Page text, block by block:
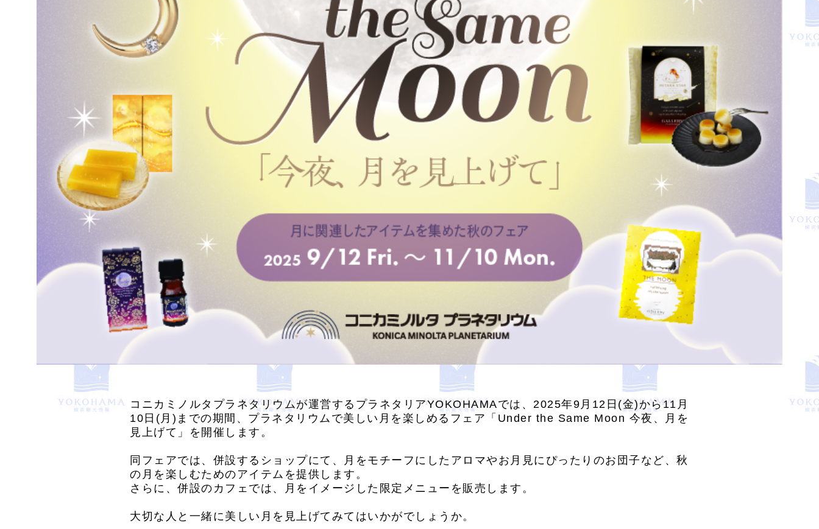
コニカミノルタプラネタリウムが運営するプラネタリアYOKOHAMAでは、2025年9月12日(金)から11月
10日(月)までの期間、プラネタリウムで美しい月を楽しめるフェア「Under the Same Moon 今夜、月を
見上げて」を開催します。
同フェアでは、併設するショップにて、月をモチーフにしたアロマやお月見にぴったりのお団子など、秋
の月を楽しむためのアイテムを提供します。
さらに、併設のカフェでは、月をイメージした限定メニューを販売します。
大切な人と一緒に美しい月を見上げてみてはいかがでしょうか。